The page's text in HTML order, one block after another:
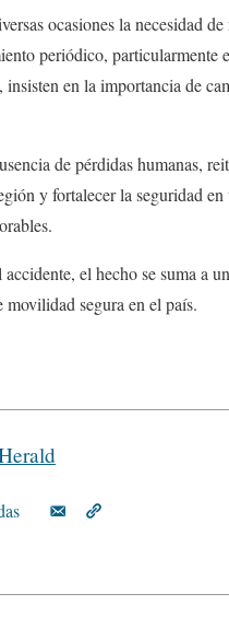
ocasiones la necesidad
periódico, particularmente
en la importancia de
de pérdidas humanas,
y fortalecer la seguridad
el hecho se suma a
movilidad segura en el país.